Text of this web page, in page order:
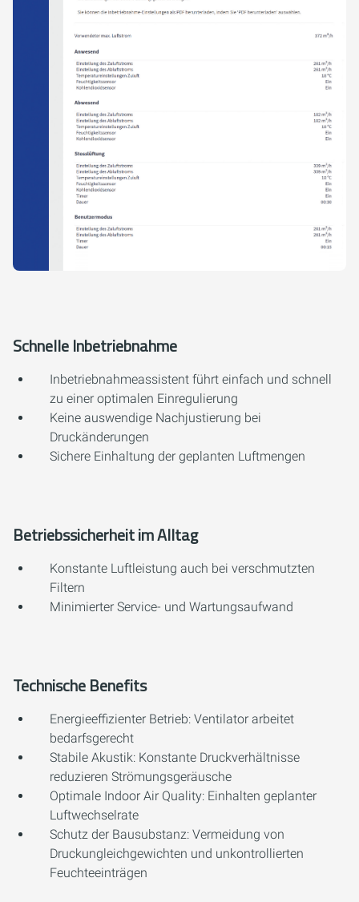
Schnelle Inbetriebnahme
Inbetriebnahmeassistent führt einfach und schnell
zu einer optimalen Einregulierung
Keine auswendige Nachjustierung bei
Druckänderungen
Sichere Einhaltung der geplanten Luftmengen
Betriebssicherheit im Alltag
Konstante Luftleistung auch bei verschmutzten
Filtern
Minimierter Service- und Wartungsaufwand
Technische Benefits
Energieeffizienter Betrieb: Ventilator arbeitet
bedarfsgerecht
Stabile Akustik: Konstante Druckverhältnisse
reduzieren Strömungsgeräusche
Optimale Indoor Air Quality: Einhalten geplanter
Luftwechselrate
Schutz der Bausubstanz: Vermeidung von
Druckungleichgewichten und unkontrollierten
Feuchteeinträgen